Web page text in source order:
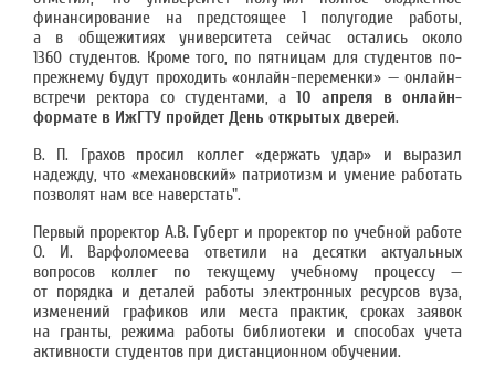
финансирование на предстоящее 1 полугодие работы,
а в общежитиях университета сейчас остались около
1360 студентов. Кроме того, по пятницам для студентов по-
прежнему будут проходить «онлайн-переменки» — онлайн-
встречи ректора со студентами, а10 апреля в онлайн-
формате в ИжГТУ пройдет День открытых дверей.
В. П. Грахов просил коллег «держать удар» и выразил
надежду, что «механовский» патриотизм и умение работать
позволят нам все наверстать".
Первый проректор А.В. Губерт и проректор по учебной работе
О. И. Варфоломеева ответили на десятки актуальных
вопросов коллег по текущему учебному процессу —
от порядка и деталей работы электронных ресурсов вуза,
изменений графиков или места практик, сроках заявок
на гранты, режима работы библиотеки и способах учета
активности студентов при дистанционном обучении.